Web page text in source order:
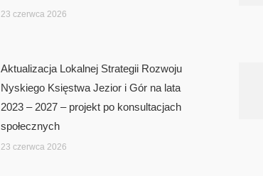
23 czerwca 2026
Aktualizacja Lokalnej Strategii Rozwoju
Nyskiego Księstwa Jezior i Gór na lata
2023 – 2027 – projekt po konsultacjach
społecznych
23 czerwca 2026